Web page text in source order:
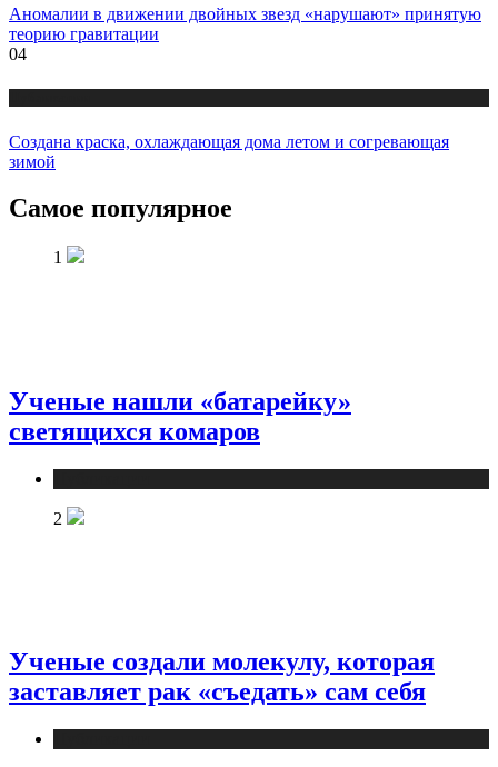
Аномалии в движении двойных звезд «нарушают» принятую
теорию гравитации
04
Создана краска, охлаждающая дома летом и согревающая
зимой
Самое популярное
1
Ученые нашли «батарейку»
светящихся комаров
2
Ученые создали молекулу, которая
заставляет рак «съедать» сам себя